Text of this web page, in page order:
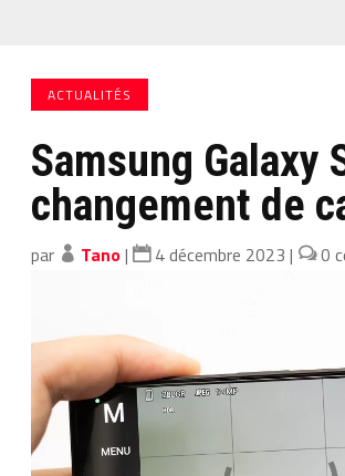
ACTUALITÉS
Samsung Galaxy
changement de
par Tano| 4 décembre 2023 | 0